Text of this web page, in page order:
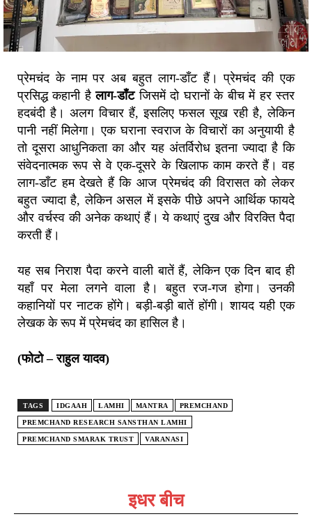
इधर बीच
प्रेमचंद के नाम पर अब बहुत लाग-डाँट हैं। प्रेमचंद की एक
प्रसिद्ध कहानी हैलाग-डाँटजिसमें दो घरानों के बीच में हर स्तर
हदबंदी है। अलग विचार हैं, इसलिए फसल सूख रही है, लेकिन
पानी नहीं मिलेगा। एक घराना स्वराज के विचारों का अनुयायी है
तो दूसरा आधुनिकता का और यह अंतर्विरोध इतना ज्यादा है कि
संवेदनात्मक रूप से वे एक-दूसरे के खिलाफ काम करते हैं। वह
लाग-डाँट हम देखते हैं कि आज प्रेमचंद की विरासत को लेकर
बहुत ज्यादा है, लेकिन असल में इसके पीछे अपने आर्थिक फायदे
और वर्चस्व की अनेक कथाएं हैं। ये कथाएं दुख और विरक्ति पैदा
करती हैं।
यह सब निराश पैदा करने वाली बातें हैं, लेकिन एक दिन बाद ही
यहाँ पर मेला लगने वाला है। बहुत रज-गज होगा। उनकी
कहानियों पर नाटक होंगे। बड़ी-बड़ी बातें होंगी। शायद यही एक
लेखक के रूप में प्रेमचंद का हासिल है।
(फोटो – राहुल यादव)
TAGS IDGAAH LAMHI MANTRA PREMCHAND
PREMCHAND RESEARCH SANSTHAN LAMHI
PREMCHAND SMARAK TRUST VARANASI